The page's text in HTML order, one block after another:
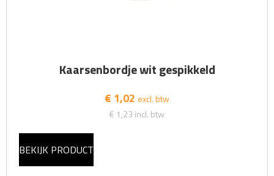
Kaarsenbordje wit gespikkeld
€ 1,02 excl. btw
€ 1,23 incl. btw
BEKIJK PRODUCT